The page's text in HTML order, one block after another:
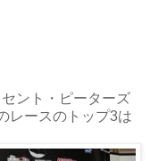
ント・ピーターズ
レースのトップ3は